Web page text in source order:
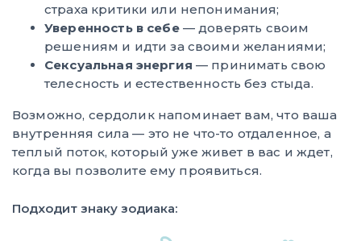
страха критики или непонимания;
Уверенность в себе— доверять своим
решениям и идти за своими желаниями;
Сексуальная энергия — принимать свою
телесность и естественность без стыда.
Возможно, сердолик напоминает вам, что ваша
внутренняя сила — это не что-то отдаленное, а
теплый поток, который уже живет в вас и ждет,
когда вы позволите ему проявиться.
Подходит знаку зодиака: